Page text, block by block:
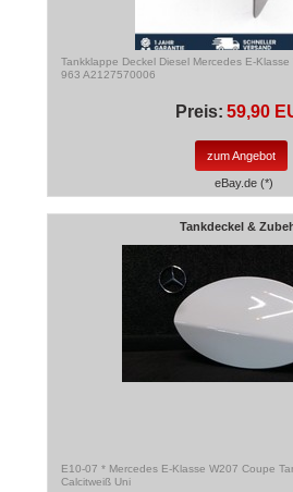
Tankklappe Deckel Diesel Mercedes E-
963 A2127570006
Preis: 59,90
zum Angebot
eBay.de (*)
Tankdeckel &
E10-07 * Mercedes E-Klasse W207 Coupe
Calcitweiß Uni